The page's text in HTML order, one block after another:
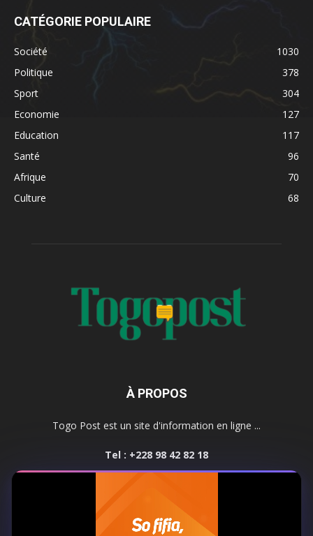
CATÉGORIE POPULAIRE
Société
1030
Politique
378
Sport
304
Economie
127
Education
117
Santé
96
Afrique
70
Culture
68
À PROPOS
Togo Post est un site d'information en ligne ...
Tel : +228 98 42 82 18